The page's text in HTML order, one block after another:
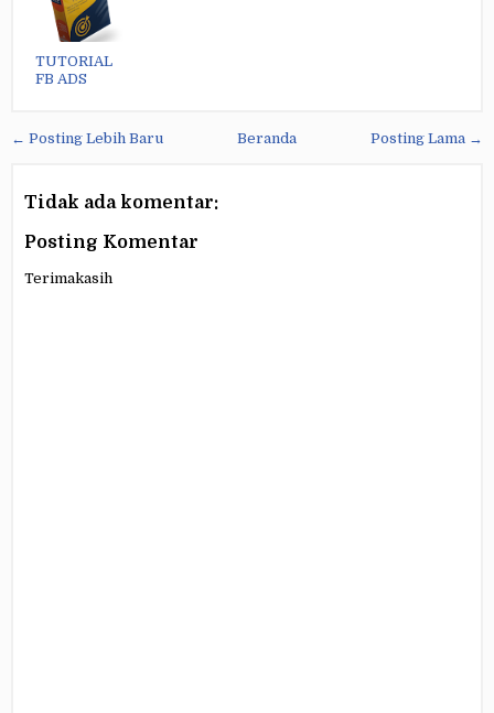
TUTORIAL
FB ADS
← Posting Lebih Baru Posting Lama →
Beranda
Tidak ada komentar:
Posting Komentar
Terimakasih